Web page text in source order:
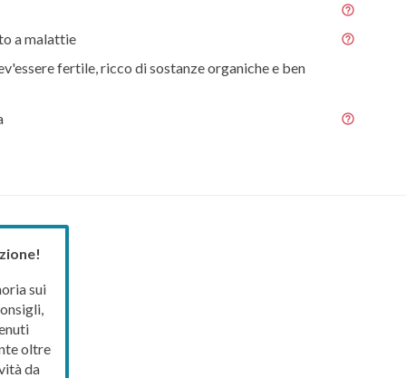
a malattie
fertile, ricco di sostanze organiche e ben
sui
oltre
da